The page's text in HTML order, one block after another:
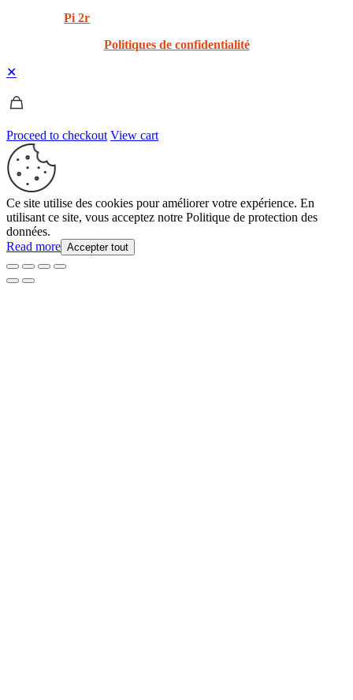
Pi 2r
Politiques de confidentialité
✕
Proceed to checkout View cart
Ce site utilise des cookies pour améliorer votre expérience. En
utilisant ce site, vous acceptez notre Politique de protection des
données.
Read more Accepter tout